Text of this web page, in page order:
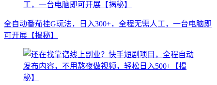
全自动番茄挂G玩法，日入300+，全程无需人工，一台电脑即
可开展【揭秘】